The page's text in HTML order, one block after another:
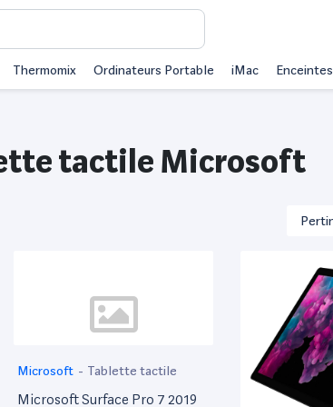
Thermomix Ordinateurs Portable iMac Enceintes
tactile Microsoft
Microsoft - Tablette tactile
Microsoft Surface Pro 7 2019